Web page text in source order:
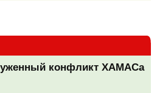
конфликт ХАМАСа